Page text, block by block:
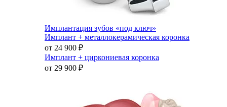
Имплантация зубов «под ключ»
Имплант + металлокерамическая коронка
от 24 900 ₽
Имплант + циркониевая коронка
от 29 900 ₽